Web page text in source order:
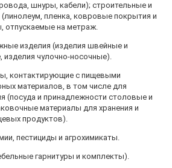
шнуры, кабели); строительные и
пленка, ковровые покрытия и
отпускаемые на метраж.
изделия (изделия швейные и
чулочно-носочные).
контактирующие с пищевыми
материалов, в том числе для
(посуда и принадлежности столовые и
материалы для хранения и
продуктов).
пестициды и агрохимикаты.
гарнитуры и комплекты).